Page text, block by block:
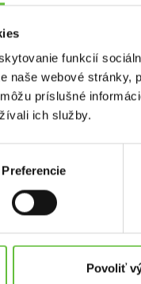
funkcií
naše webové
príslušné
ich služby.
Preferencie
Povoliť